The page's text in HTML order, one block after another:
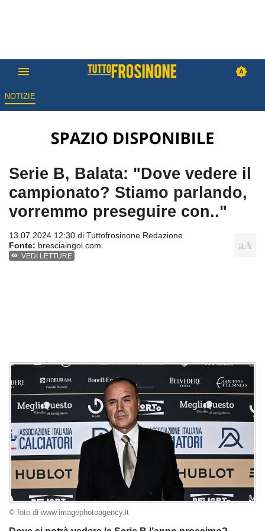
NOTIZIE
Serie B, Balata: "Dove vedere il
campionato? Stiamo parlando,
vorremmo preseguire con.."
13.07.2024 12:30 di Tuttofrosinone Redazione
Fonte: bresciaingol.com
VEDI LETTURE
© foto di www.imagephotoagency.it